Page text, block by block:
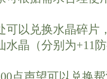
可以兑换水晶碎片
水晶（分别为+11
点声望可以兑换